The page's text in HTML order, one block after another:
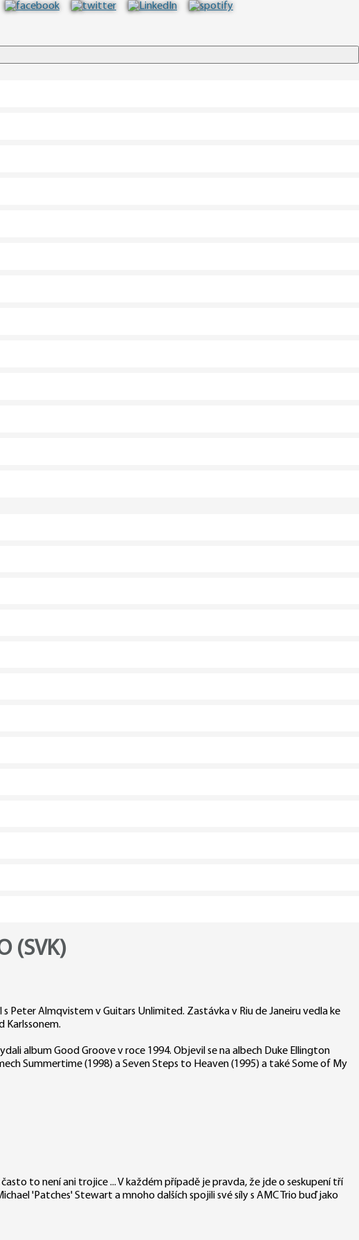
(SVK)
Peter Almqvistem v Guitars Unlimited. Zastávka v Riu de Janeiru vedla ke
Karlssonem.
album Good Groove v roce 1994. Objevil se na albech Duke Ellington
Summertime (1998) a Seven Steps to Heaven (1995) a také Some of My
to není ani trojice ... V každém případě je pravda, že jde o seskupení tří
'Patches' Stewart a mnoho dalších spojili své síly s AMC Trio buď jako